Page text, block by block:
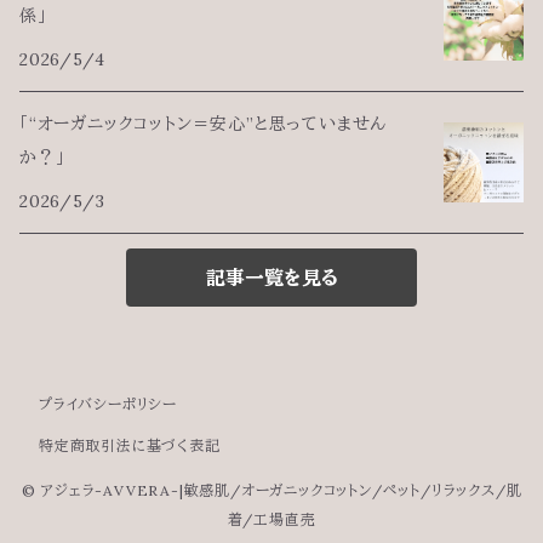
係」
2026/5/4
「“オーガニックコットン＝安心”と思っていません
か？」
2026/5/3
記事一覧を見る
プライバシーポリシー
特定商取引法に基づく表記
© アジェラ-AVVERA-|敏感肌/オーガニックコットン/ペット/リラックス/肌
着/工場直売